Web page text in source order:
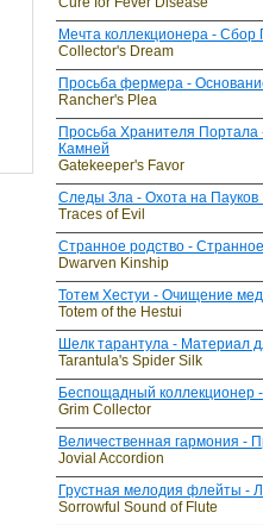
Мечта коллекционера - Сбор
Collector's Dream
Просьба фермера -
Rancher's Plea
Просьба Хранителя
Камней
Gatekeeper's Favor
Следы Зла - Охота на
Traces of Evil
Странное родство -
Dwarven Kinship
Тотем Хестуи - Очищение
Totem of the Hestui
Шелк тарантула - Материал
Tarantula's Spider Silk
Беспощадный коллекционер
Grim Collector
Величественная гармония -
Jovial Accordion
Грустная мелодия флейты -
Sorrowful Sound of Flute